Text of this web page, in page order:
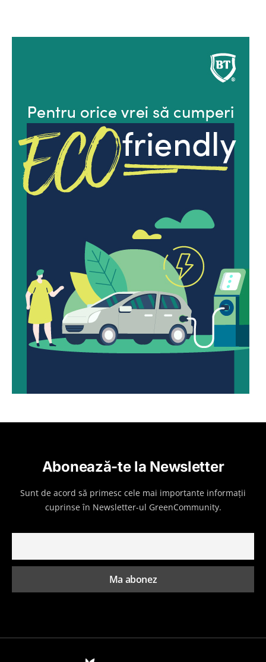
Abonează-te la Newsletter
Sunt de acord să primesc cele mai importante informații
cuprinse în Newsletter-ul GreenCommunity.